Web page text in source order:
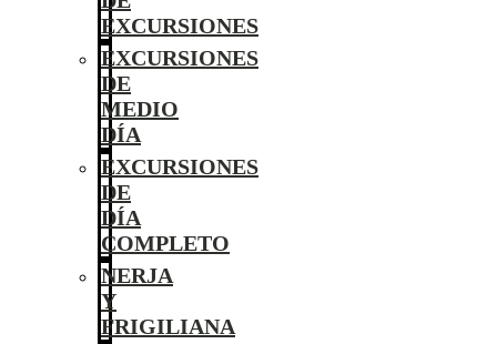
EXCURSIONES
EXCURSIONES
DE
MEDIO
DÍA
EXCURSIONES
DE
DÍA
COMPLETO
NERJA
Y
FRIGILIANA